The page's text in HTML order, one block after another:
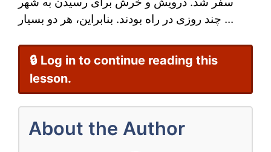
مولانا
چند روزی در راه بودند. بنابراین، هر دو بسیار ...
🔒 Log in to continue reading this
lesson.
About the Author